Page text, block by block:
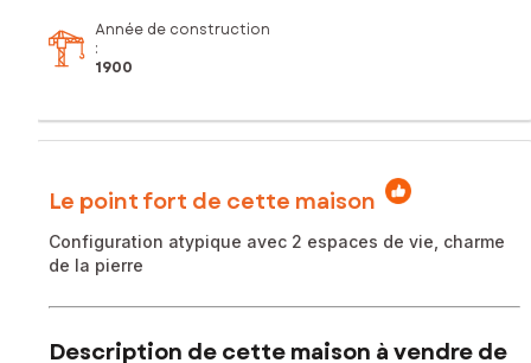
Année de construction
:
1900
Le point fort de cette maison
Configuration atypique avec 2 espaces de vie, charme
de la pierre
Description de cette maison à vendre de